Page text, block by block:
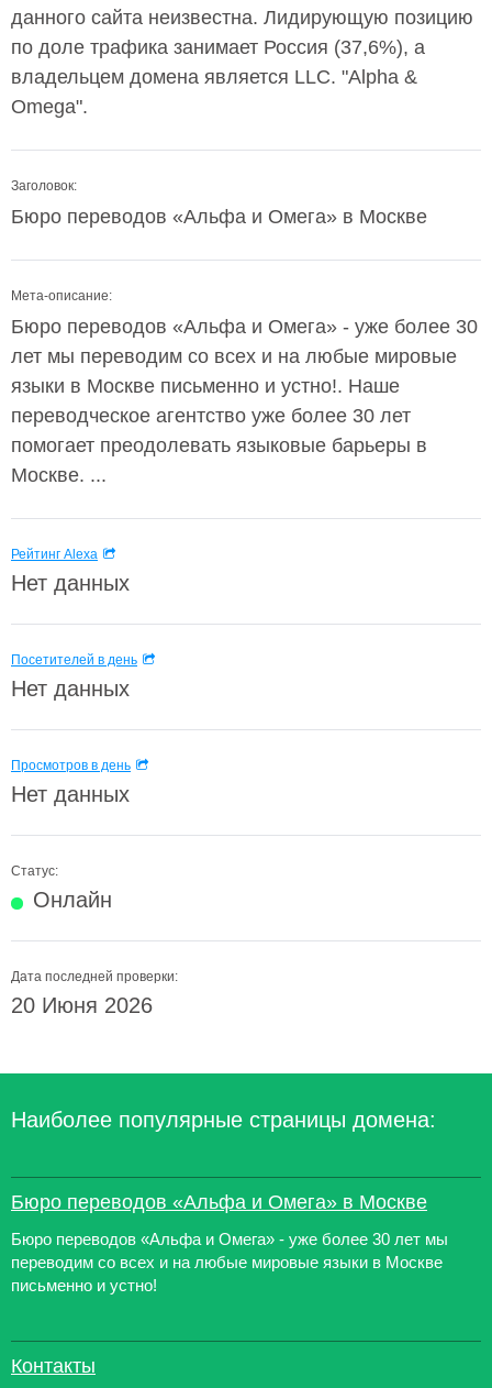
данного сайта неизвестна. Лидирующую позицию
по доле трафика занимает Россия (37,6%), а
владельцем домена является LLC. "Alpha &
Omega".
Заголовок:
Бюро переводов «Альфа и Омега» в Москве
Мета-описание:
Бюро переводов «Альфа и Омега» - уже более 30
лет мы переводим со всех и на любые мировые
языки в Москве письменно и устно!. Наше
переводческое агентство уже более 30 лет
помогает преодолевать языковые барьеры в
Москве. ...
Рейтинг Alexa
Нет данных
Посетителей в день
Нет данных
Просмотров в день
Нет данных
Статус:
Онлайн
Дата последней проверки:
20 Июня 2026
Наиболее популярные страницы домена:
Бюро переводов «Альфа и Омега» в Москве
Бюро переводов «Альфа и Омега» - уже более 30 лет мы
переводим со всех и на любые мировые языки в Москве
письменно и устно!
Контакты